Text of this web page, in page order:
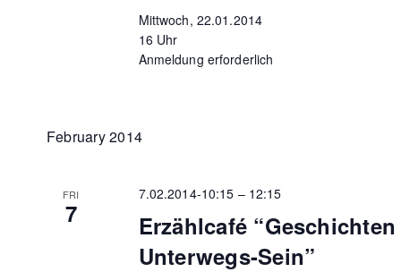
Mittwoch, 22.01.2014
16 Uhr
Anmeldung erforderlich
February 2014
FRI
7
Erzählcafé
Unterwegs-Sein”
7.02.2014-10:15 – 12:15